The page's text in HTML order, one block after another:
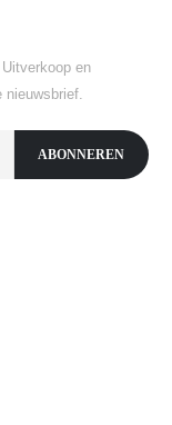
en
nieuwsbrief.